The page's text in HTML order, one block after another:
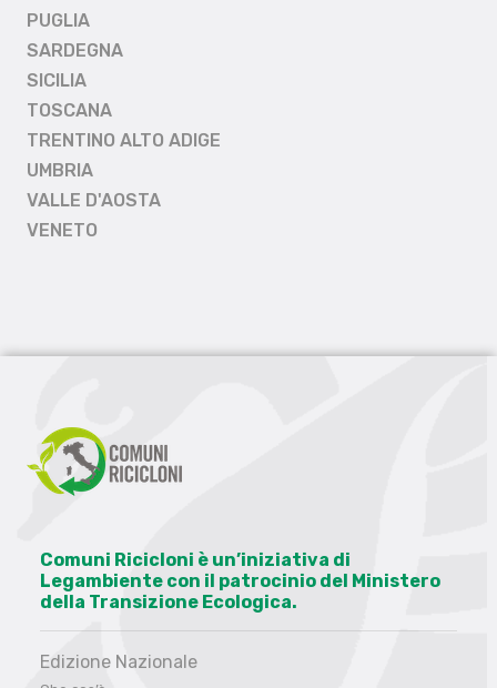
PUGLIA
SARDEGNA
SICILIA
TOSCANA
TRENTINO ALTO ADIGE
UMBRIA
VALLE D'AOSTA
VENETO
Comuni Ricicloni è un’iniziativa di
Legambiente con il patrocinio del Ministero
della Transizione Ecologica.
Edizione Nazionale